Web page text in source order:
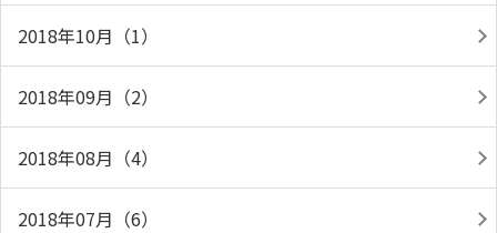
2018年10月（1）
2018年09月（2）
2018年08月（4）
2018年07月（6）